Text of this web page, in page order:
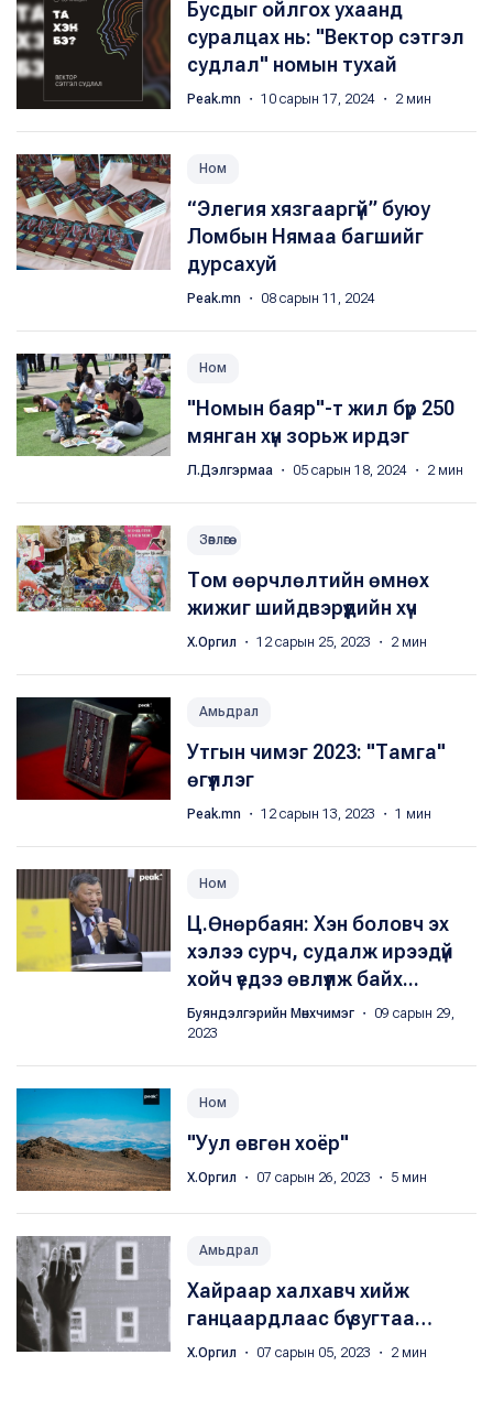
Бусдыг ойлгох ухаанд
суралцах нь: "Вектор сэтгэл
судлал" номын тухай
Peak.mn ・ 10 сарын 17, 2024 ・ 2 мин
Ном
“Элегия хязгааргүй” буюу
Ломбын Нямаа багшийг
дурсахуй
Peak.mn ・ 08 сарын 11, 2024
Ном
"Номын баяр"-т жил бүр 250
мянган хүн зорьж ирдэг
Л.Дэлгэрмаа ・ 05 сарын 18, 2024 ・ 2 мин
Зөвлөгөө
Том өөрчлөлтийн өмнөх
жижиг шийдвэрүүдийн хүч
Х.Оргил ・ 12 сарын 25, 2023 ・ 2 мин
Амьдрал
Утгын чимэг 2023: "Тамга"
өгүүллэг
Peak.mn ・ 12 сарын 13, 2023 ・ 1 мин
Ном
Ц.Өнөрбаян: Хэн боловч эх
хэлээ сурч, судалж ирээдүй
хойч үедээ өвлүүлж байх...
Буяндэлгэрийн Мөнхчимэг ・ 09 сарын 29,
2023
Ном
"Уул өвгөн хоёр"
Х.Оргил ・ 07 сарын 26, 2023 ・ 5 мин
Амьдрал
Хайраар халхавч хийж
ганцаардлаас бүү зугтаа…
Х.Оргил ・ 07 сарын 05, 2023 ・ 2 мин